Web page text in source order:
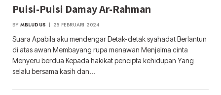
Puisi-Puisi Damay Ar-Rahman
BY MBLUDUS 25 FEBRUARI 2024
Suara Apabila aku mendengar Detak-detak syahadat Berlantun
di atas awan Membayang rupa menawan Menjelma cinta
Menyeru berdua Kepada hakikat pencipta kehidupan Yang
selalu bersama kasih dan…